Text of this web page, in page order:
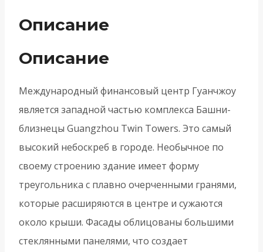
Описание
Описание
Международный финансовый центр Гуанчжоу
является западной частью комплекса Башни-
близнецы Guangzhou Twin Towers. Это самый
высокий небоскреб в городе. Необычное по
своему строению здание имеет форму
треугольника с плавно очерченными гранями,
которые расширяются в центре и сужаются
около крыши. Фасады облицованы большими
стеклянными панелями, что создает